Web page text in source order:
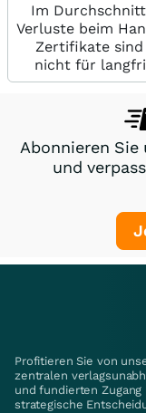
Im
Verluste beim
Zertifikate
nicht für
Abonnieren
und
Profitieren Sie von
zentralen
und fundierten
strategische